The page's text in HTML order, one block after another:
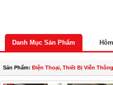
Danh Mục Sản Phẩm
Sản Phẩm:Điện Thoại, Thiết Bị Viễn